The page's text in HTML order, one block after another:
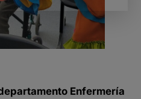
Enfermería